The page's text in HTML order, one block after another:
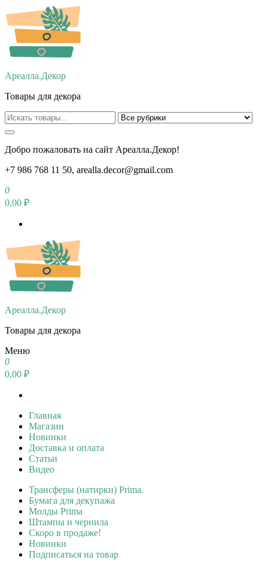
Перейти
к
содержимому
Ареалла.Декор
Товары для декора
Добро пожаловать на сайт Ареалла.Декор!
+7 986 768 11 50, arealla.decor@gmail.com
0
0,00 ₽
Ареалла.Декор
Товары для декора
Меню
0
0,00 ₽
Главная
Магазин
Новинки
Доставка и оплата
Статьи
Видео
Трансферы (натирки) Prima.
Бумага для декупажа
Молды Prima
Штампы и чернила
Скоро в продаже!
Новинки
Подписаться на товар